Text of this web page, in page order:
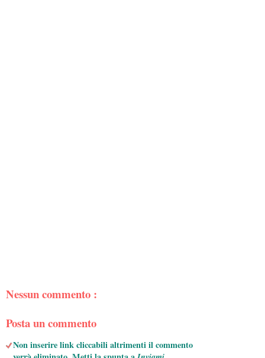
Nessun commento :
Posta un commento
Non inserire link cliccabili altrimenti il commento